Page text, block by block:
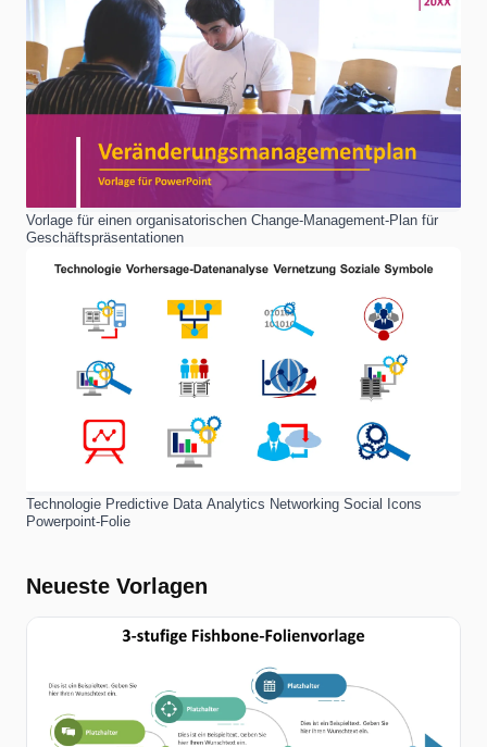
Vorlage für einen organisatorischen Change-Management-Plan für
Geschäftspräsentationen
Technologie Predictive Data Analytics Networking Social Icons
Powerpoint-Folie
Neueste Vorlagen